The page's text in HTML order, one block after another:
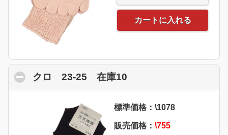
カートに入れる
クロ 23-25 在庫10
標準価格：\1078
販売価格： \755